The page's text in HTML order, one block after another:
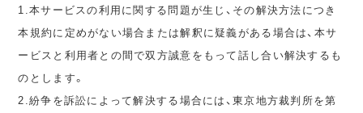
1.本サービスの利用に関する問題が生じ、その解決方法につき
本規約に定めがない場合または解釈に疑義がある場合は、本サ
ービスと利用者との間で双方誠意をもって話し合い解決するも
のとします。
2.紛争を訴訟によって解決する場合には、東京地方裁判所を第